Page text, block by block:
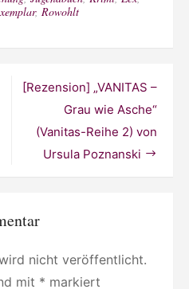
, Rowohlt
[Rezension] „VANITAS –
Grau wie Asche“
(Vanitas-Reihe 2) von
Ursula Poznanski
nicht veröffentlicht.
mit * markiert